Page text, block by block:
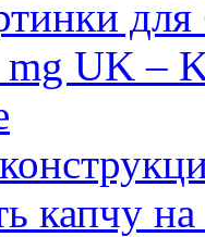
UK –
капчу